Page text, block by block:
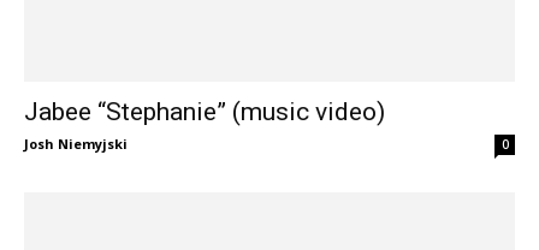
Jabee “Stephanie” (music video)
Josh Niemyjski 0